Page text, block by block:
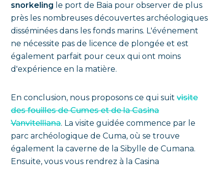
snorkeling le port de Baia pour observer de plus
près les nombreuses découvertes archéologiques
disséminées dans les fonds marins. L'événement
ne nécessite pas de licence de plongée et est
également parfait pour ceux qui ont moins
d'expérience en la matière.
En conclusion, nous proposons ce qui suit visite
des fouilles de Cumes et de la Casina
Vanvitelliana. La visite guidée commence par le
parc archéologique de Cuma, où se trouve
également la caverne de la Sibylle de Cumana.
Ensuite, vous vous rendrez à la Casina